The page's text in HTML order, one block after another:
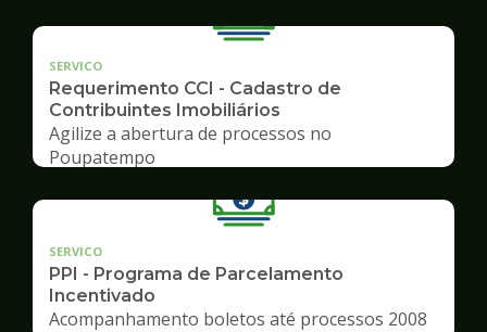
SERVICO
Requerimento CCI - Cadastro de
Contribuintes Imobiliários
Agilize a abertura de processos no
Poupatempo
SERVICO
PPI - Programa de Parcelamento
Incentivado
Acompanhamento boletos até processos 2008